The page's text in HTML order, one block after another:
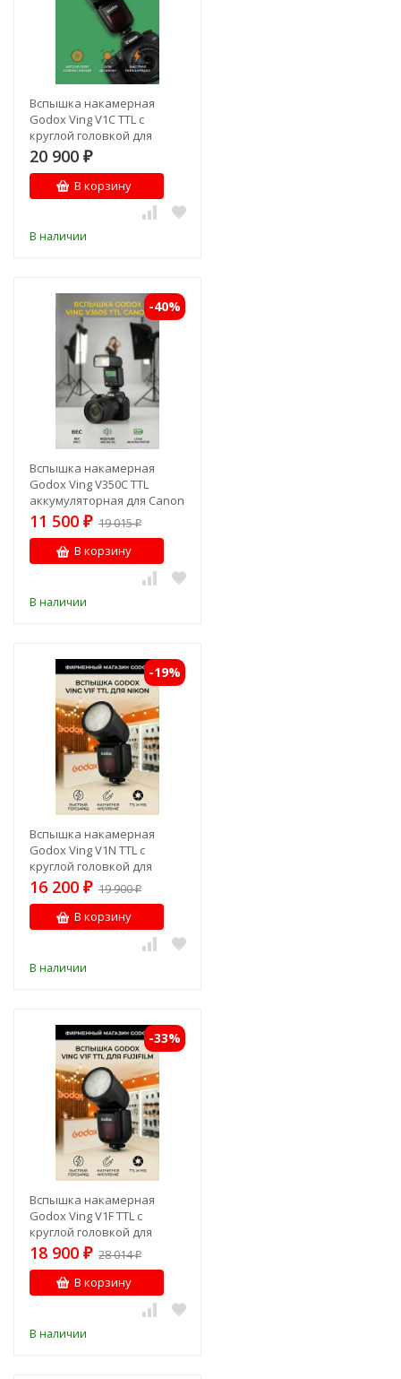
Вспышка накамерная
Godox Ving V1C TTL с
круглой головкой для
Canon
20 900 ₽
В корзину
В наличии
-40%
Вспышка накамерная
Godox Ving V350C TTL
аккумуляторная для Canon
11 500 ₽ 19 015₽
В корзину
В наличии
-19%
Вспышка накамерная
Godox Ving V1N TTL с
круглой головкой для
Nikon
16 200 ₽ 19 900₽
В корзину
В наличии
-33%
Вспышка накамерная
Godox Ving V1F TTL с
круглой головкой для
Fujifilm
18 900 ₽ 28 014₽
В корзину
В наличии